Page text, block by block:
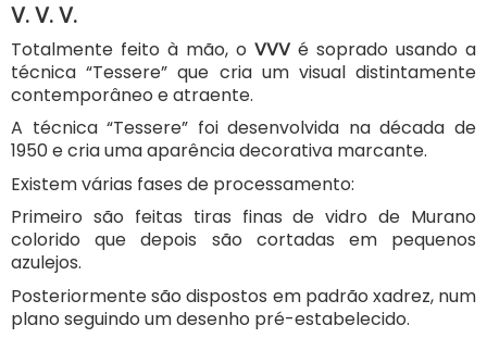
V. V. V.
Totalmente feito à mão, o VVV é soprado usando a
técnica “Tessere” que cria um visual distintamente
contemporâneo e atraente.
A técnica “Tessere” foi desenvolvida na década de
1950 e cria uma aparência decorativa marcante.
Existem várias fases de processamento:
Primeiro são feitas tiras finas de vidro de Murano
colorido que depois são cortadas em pequenos
azulejos.
Posteriormente são dispostos em padrão xadrez, num
plano seguindo um desenho pré-estabelecido.